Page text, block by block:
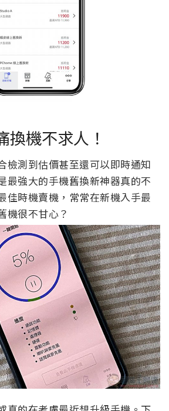
換機不求人！
檢測到估價甚至還可以即時通知
最強大的手機舊換新神器真的不
佳時機賣機，常常在新機入手最
機很不甘心？